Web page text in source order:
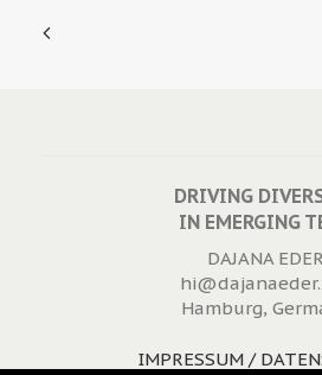
DRIVING
IN EMERGING
DAJANA EDER
Hamburg,
IMPRESSUM /